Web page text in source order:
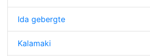
Ida gebergte
Kalamaki